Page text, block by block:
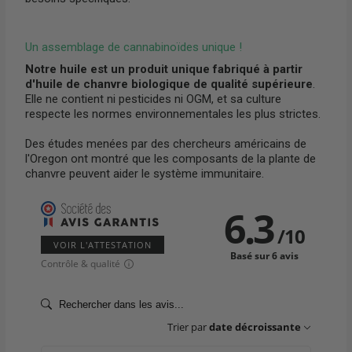
Un assemblage de cannabinoïdes unique !
Notre huile est un produit unique fabriqué à partir
d'huile de chanvre biologique de qualité supérieure.
Elle ne contient ni pesticides ni OGM, et sa culture
respecte les normes environnementales les plus strictes.
Des études menées par des chercheurs américains de
l'Oregon ont montré que les composants de la plante de
chanvre peuvent aider le système immunitaire.
VOIR L'ATTESTATION
Contrôle & qualité
6.3/10
Basé sur 6 avis
Trier pardate décroissante